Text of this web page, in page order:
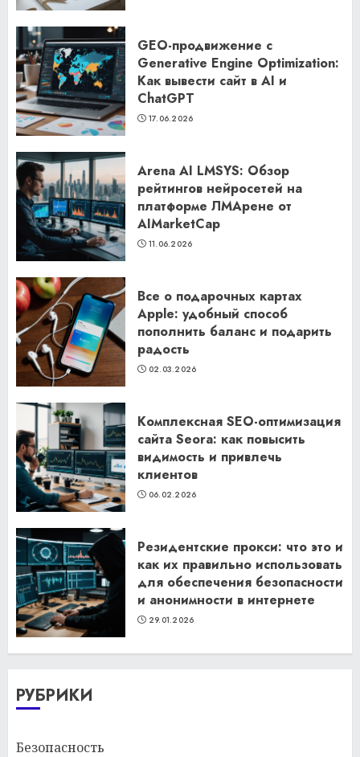
GEO-продвижение с
Generative Engine Optimization:
Как вывести сайт в AI и
ChatGPT
17.06.2026
Arena AI LMSYS: Обзор
рейтингов нейросетей на
платформе ЛМАрене от
AIMarketCap
11.06.2026
Все о подарочных картах
Apple: удобный способ
пополнить баланс и подарить
радость
02.03.2026
Комплексная SEO-оптимизация
сайта Seora: как повысить
видимость и привлечь
клиентов
06.02.2026
Резидентские прокси: что это и
как их правильно использовать
для обеспечения безопасности
и анонимности в интернете
29.01.2026
РУБРИКИ
Безопасность